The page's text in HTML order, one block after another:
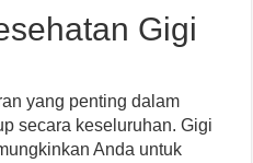
Gigi
yang penting dalam
secara keseluruhan. Gigi
Anda untuk